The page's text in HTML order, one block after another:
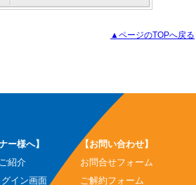
▲ページのTOPへ戻る
ー様へ】
紹介
イン画面
【お問い合わせ】
お問合せフォーム
ご解約フォーム